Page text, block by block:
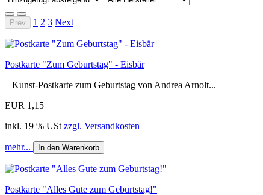
Prev 1 2 3 Next
Postkarte "Zum Geburtstag" - Eisbär
Kunst-Postkarte zum Geburtstag von Andrea Arnolt...
EUR 1,15
inkl. 19 % USt zzgl. Versandkosten
mehr... In den Warenkorb
Postkarte "Alles Gute zum Geburtstag!"